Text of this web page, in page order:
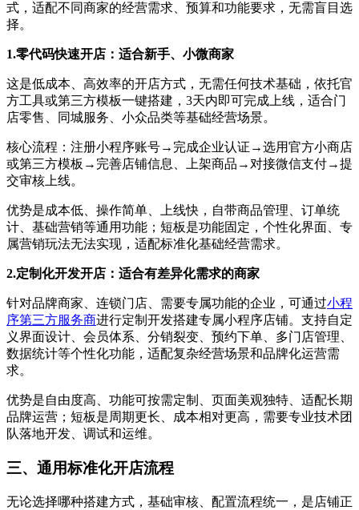
式，适配不同商家的经营需求、预算和功能要求，无需盲目选
择。
1.零代码快速开店：适合新手、小微商家
这是低成本、高效率的开店方式，无需任何技术基础，依托官
方工具或第三方模板一键搭建，3天内即可完成上线，适合门
店零售、同城服务、小众品类等基础经营场景。
核心流程：注册小程序账号→完成企业认证→选用官方小商店
或第三方模板→完善店铺信息、上架商品→对接微信支付→提
交审核上线。
优势是成本低、操作简单、上线快，自带商品管理、订单统
计、基础营销等通用功能；短板是功能固定，个性化界面、专
属营销玩法无法实现，适配标准化基础经营需求。
2.定制化开发开店：适合有差异化需求的商家
针对品牌商家、连锁门店、需要专属功能的企业，可通过小程
序第三方服务商进行定制开发搭建专属小程序店铺。支持自定
义界面设计、会员体系、分销裂变、预约下单、多门店管理、
数据统计等个性化功能，适配复杂经营场景和品牌化运营需
求。
优势是自由度高、功能可按需定制、页面美观独特、适配长期
品牌运营；短板是周期更长、成本相对更高，需要专业技术团
队落地开发、调试和运维。
三、通用标准化开店流程
无论选择哪种搭建方式，基础审核、配置流程统一，是店铺正